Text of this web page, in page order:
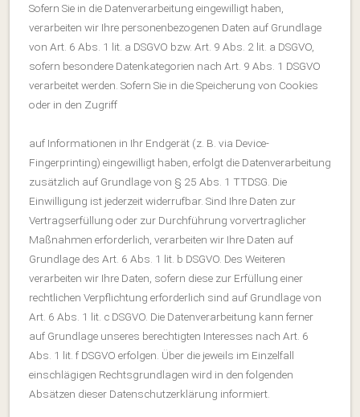
Sofern Sie in die Datenverarbeitung eingewilligt haben,
verarbeiten wir Ihre personenbezogenen Daten auf Grundlage
von Art. 6 Abs. 1 lit. a DSGVO bzw. Art. 9 Abs. 2 lit. a DSGVO,
sofern besondere Datenkategorien nach Art. 9 Abs. 1 DSGVO
verarbeitet werden. Sofern Sie in die Speicherung von Cookies
oder in den Zugriff
auf Informationen in Ihr Endgerät (z. B. via Device-
Fingerprinting) eingewilligt haben, erfolgt die Datenverarbeitung
zusätzlich auf Grundlage von § 25 Abs. 1 TTDSG. Die
Einwilligung ist jederzeit widerrufbar. Sind Ihre Daten zur
Vertragserfüllung oder zur Durchführung vorvertraglicher
Maßnahmen erforderlich, verarbeiten wir Ihre Daten auf
Grundlage des Art. 6 Abs. 1 lit. b DSGVO. Des Weiteren
verarbeiten wir Ihre Daten, sofern diese zur Erfüllung einer
rechtlichen Verpflichtung erforderlich sind auf Grundlage von
Art. 6 Abs. 1 lit. c DSGVO. Die Datenverarbeitung kann ferner
auf Grundlage unseres berechtigten Interesses nach Art. 6
Abs. 1 lit. f DSGVO erfolgen. Über die jeweils im Einzelfall
einschlägigen Rechtsgrundlagen wird in den folgenden
Absätzen dieser Datenschutzerklärung informiert.